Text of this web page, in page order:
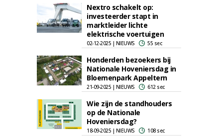
Nextro schakelt op:
investeerder stapt in
marktleider lichte
elektrische voertuigen
02-12-2025 | NIEUWS 55 sec
Honderden bezoekers bij
Nationale Hoveniersdag in
Bloemenpark Appeltern
21-09-2025 | NIEUWS 612 sec
Wie zijn de standhouders
op de Nationale
Hoveniersdag?
18-09-2025 | NIEUWS 108 sec